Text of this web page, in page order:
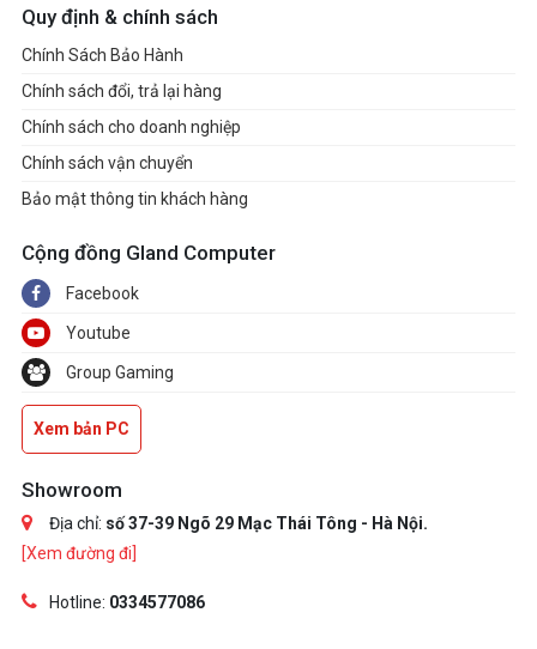
Quy định & chính sách
Chính Sách Bảo Hành
Chính sách đổi, trả lại hàng
Chính sách cho doanh nghiệp
Chính sách vận chuyển
Bảo mật thông tin khách hàng
Cộng đồng Gland Computer
Facebook
Youtube
Group Gaming
Xem bản PC
Showroom
Địa chỉ: số 37-39 Ngõ 29 Mạc Thái Tông - Hà Nội.
[Xem đường đi]
Hotline: 0334577086